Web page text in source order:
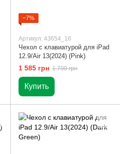
−7%
Артикул: 43654_16
Чехол с клавиатурой для iPad
12.9/Air 13(2024) (Pink)
1 585 грн 1 700 грн
Купить